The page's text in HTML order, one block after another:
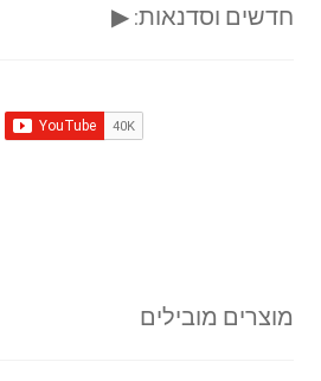
חדשים וסדנאות: ▶
מוצרים מובילים